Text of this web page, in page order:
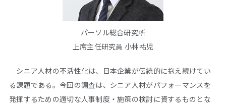
パーソル総合研究所
上席主任研究員 小林祐児
シニア人材の不活性化は、日本企業が伝統的に抱え続けてい
る課題である。今回の調査は、シニア人材がパフォーマンスを
発揮するための適切な人事制度・施策の検討に資するものとな